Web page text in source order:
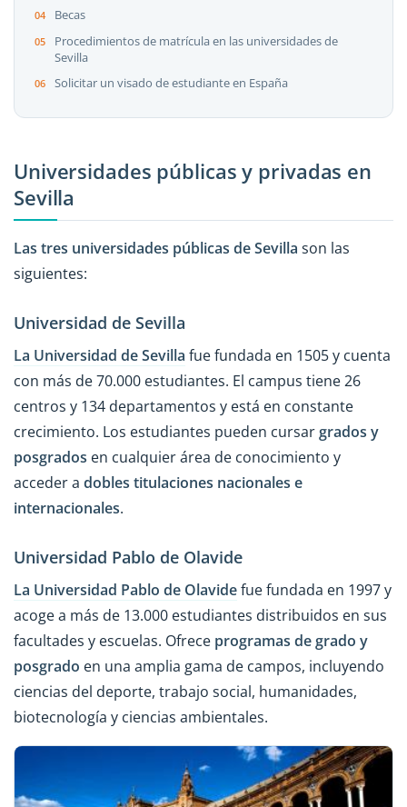
Becas
Procedimientos de matrícula en las universidades de
Sevilla
Solicitar un visado de estudiante en España
Universidades públicas y privadas en
Sevilla
Las tres universidades públicas de Sevilla son las
siguientes:
Universidad de Sevilla
La Universidad de Sevilla fue fundada en 1505 y cuenta
con más de 70.000 estudiantes. El campus tiene 26
centros y 134 departamentos y está en constante
crecimiento. Los estudiantes pueden cursargrados y
posgrados en cualquier área de conocimiento y
acceder a dobles titulaciones nacionales e
internacionales.
Universidad Pablo de Olavide
La Universidad Pablo de Olavidefue fundada en 1997 y
acoge a más de 13.000 estudiantes distribuidos en sus
facultades y escuelas. Ofrece programas de grado y
posgrado en una amplia gama de campos, incluyendo
ciencias del deporte, trabajo social, humanidades,
biotecnología y ciencias ambientales.